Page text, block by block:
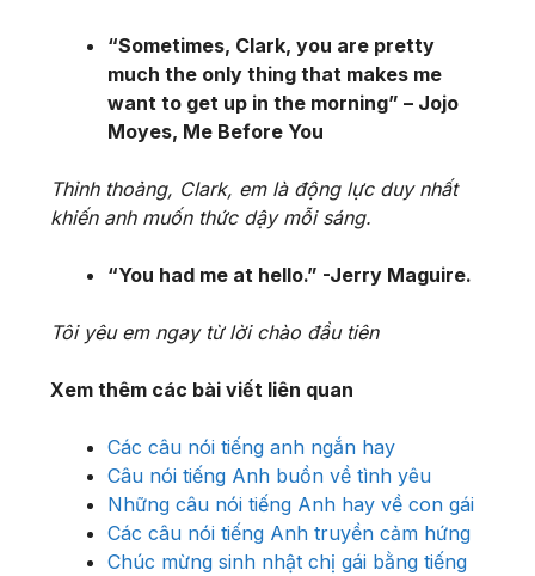
“Sometimes, Clark, you are pretty
much the only thing that makes me
want to get up in the morning” – Jojo
Moyes, Me Before You
Thỉnh thoảng, Clark, em là động lực duy nhất
khiến anh muốn thức dậy mỗi sáng.
“You had me at hello.” -Jerry Maguire.
Tôi yêu em ngay từ lời chào đầu tiên
Xem thêm các bài viết liên quan
Các câu nói tiếng anh ngắn hay
Câu nói tiếng Anh buồn về tình yêu
Những câu nói tiếng Anh hay về con gái
Các câu nói tiếng Anh truyền cảm hứng
Chúc mừng sinh nhật chị gái bằng tiếng